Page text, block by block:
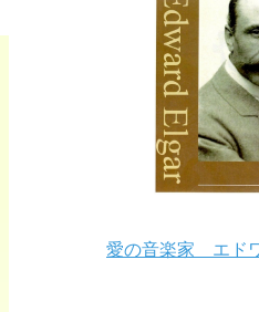
愛の音楽家 エド